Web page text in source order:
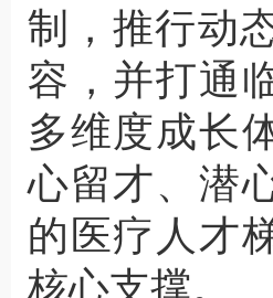
制，推行动
容，并打通
多维度成长
心留才、潜
的医疗人才
核心支撑。